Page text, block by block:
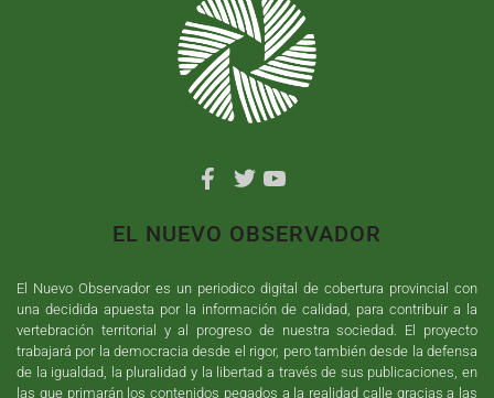
EL NUEVO OBSERVADOR
El Nuevo Observador es un periodico digital de cobertura provincial con
una decidida apuesta por la información de calidad, para contribuir a la
vertebración territorial y al progreso de nuestra sociedad. El proyecto
trabajará por la democracia desde el rigor, pero también desde la defensa
de la igualdad, la pluralidad y la libertad a través de sus publicaciones, en
las que primarán los contenidos pegados a la realidad calle gracias a las